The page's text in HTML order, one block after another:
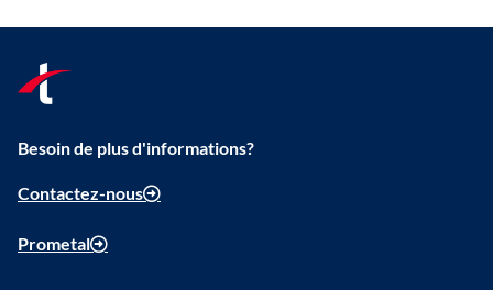
Besoin de plus d'informations?
Contactez-nous
Prometal